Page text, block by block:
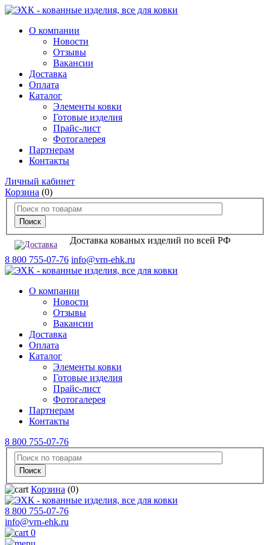
О компании
Новости
Отзывы
Вакансии
Доставка
Оплата
Каталог
Элементы ковки
Готовые изделия
Прайс-лист
Фотогалерея
Партнерам
Контакты
Личный кабинет
Корзина (0)
Доставка кованых изделий по всей РФ
8 800 755-07-76 info@vrn-ehk.ru
О компании
Новости
Отзывы
Вакансии
Доставка
Оплата
Каталог
Элементы ковки
Готовые изделия
Прайс-лист
Фотогалерея
Партнерам
Контакты
8 800 755-07-76
Корзина (0)
8 800 755-07-76
info@vrn-ehk.ru
0